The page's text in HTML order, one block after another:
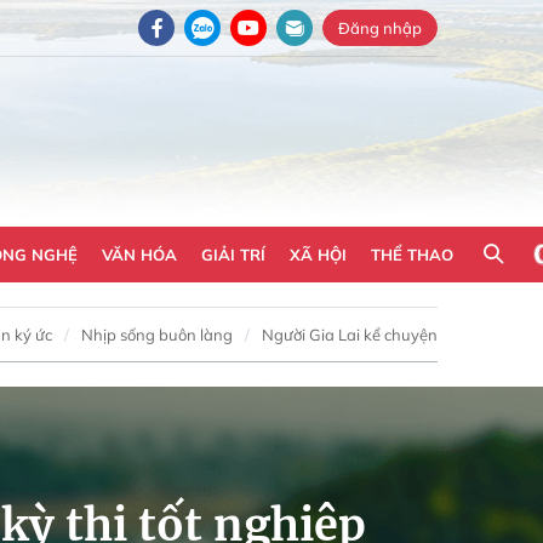
Đăng nhập
NGHỆ VĂN HÓA GIẢI TRÍ XÃ HỘI THỂ THAO
ký ức Nhịp sống buôn làng Người Gia Lai kể chuyện
thi tốt nghiệp